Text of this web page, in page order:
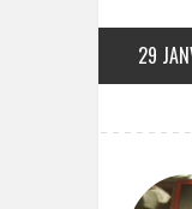
29